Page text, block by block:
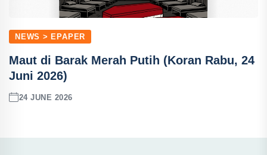
NEWS > EPAPER
Maut di Barak Merah Putih (Koran Rabu, 24
Juni 2026)
24 JUNE 2026